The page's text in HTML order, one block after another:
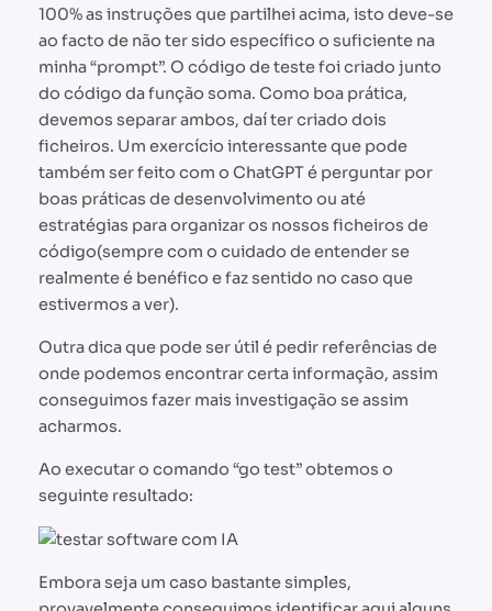
100% as instruções que partilhei acima, isto deve-se
ao facto de não ter sido específico o suficiente na
minha “prompt”. O código de teste foi criado junto
do código da função soma. Como boa prática,
devemos separar ambos, daí ter criado dois
ficheiros. Um exercício interessante que pode
também ser feito com o ChatGPT é perguntar por
boas práticas de desenvolvimento ou até
estratégias para organizar os nossos ficheiros de
código(sempre com o cuidado de entender se
realmente é benéfico e faz sentido no caso que
estivermos a ver).
Outra dica que pode ser útil é pedir referências de
onde podemos encontrar certa informação, assim
conseguimos fazer mais investigação se assim
acharmos.
Ao executar o comando “go test” obtemos o
seguinte resultado:
Embora seja um caso bastante simples,